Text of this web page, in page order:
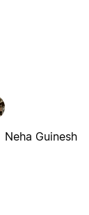
Neha Guinesh